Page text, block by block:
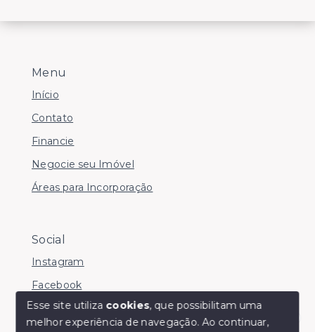
Menu
Início
Contato
Financie
Negocie seu Imóvel
Áreas para Incorporação
Social
Instagram
Facebook
Esse site utiliza cookies, que possibilitam uma
melhor experiência de navegação.Ao continuar,